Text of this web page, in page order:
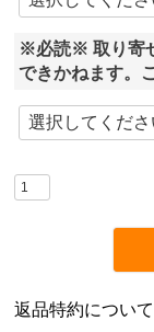
※必読※ 取り寄
できかねます。
返品特約について